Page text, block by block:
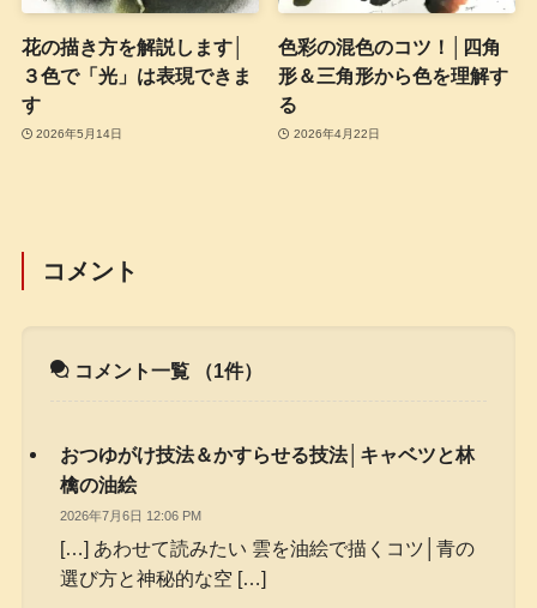
花の描き方を解説します│
３色で「光」は表現できま
す
2026年5月14日
色彩の混色のコツ！│四角
形＆三角形から色を理解す
る
2026年4月22日
コメント
コメント一覧 （1件）
おつゆがけ技法＆かすらせる技法│キャベツと林
檎の油絵
2026年7月6日 12:06 PM
[…] あわせて読みたい 雲を油絵で描くコツ│青の
選び方と神秘的な空 […]